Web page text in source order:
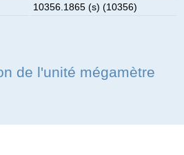
10356.1865 (s) (10356)
de l'unité mégamètre